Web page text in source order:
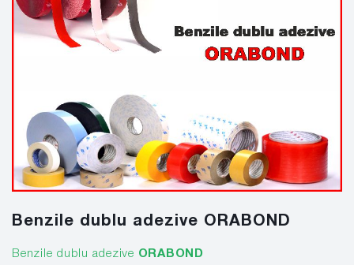
Benzile dublu adezive ORABOND
Benzile dublu adezive ORABOND